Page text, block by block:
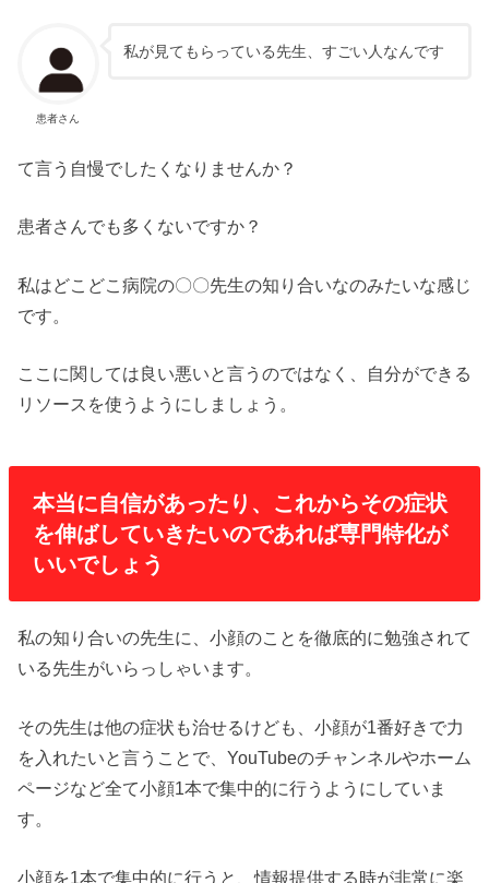
患者さん
私が見てもらっている先生、すごい人なんです
て言う自慢でしたくなりませんか？
患者さんでも多くないですか？
私はどこどこ病院の〇〇先生の知り合いなのみたいな感じ
です。
ここに関しては良い悪いと言うのではなく、自分ができる
リソースを使うようにしましょう。
本当に自信があったり、これからその症状
を伸ばしていきたいのであれば専門特化が
いいでしょう
私の知り合いの先生に、小顔のことを徹底的に勉強されて
いる先生がいらっしゃいます。
その先生は他の症状も治せるけども、小顔が1番好きで力
を入れたいと言うことで、YouTubeのチャンネルやホーム
ページなど全て小顔1本で集中的に行うようにしていま
す。
小顔を1本で集中的に行うと、情報提供する時が非常に楽